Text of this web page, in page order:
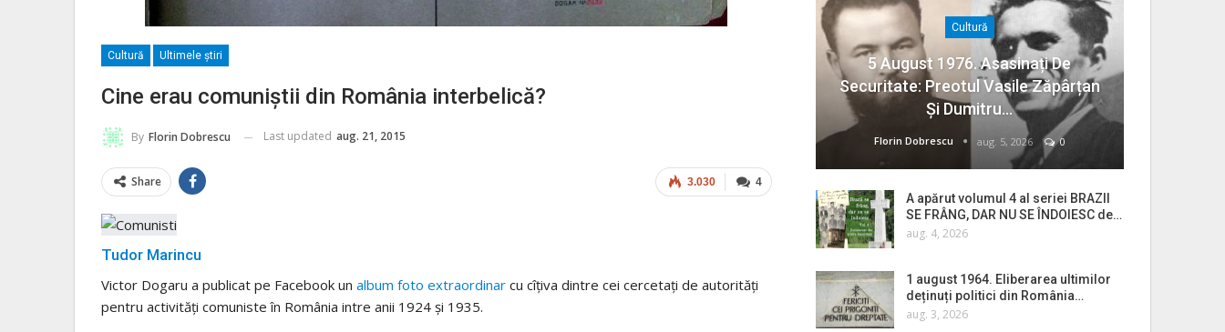
Cultură Ultimele ştiri
Cine erau comuniștii din România interbelică?
By Florin Dobrescu Last updated aug. 21, 2015
4
3.030
Share
Tudor Marincu
Victor Dogaru a publicat pe Facebook un album foto extraordinar cu cîțiva dintre cei cercetați de autorități
pentru activități comuniste în România intre anii 1924 și 1935.
Cultură
5 August 1976. Asasinați De
Securitate: Preotul Vasile Zăpârțan
Și Dumitru…
Florin Dobrescu aug. 5, 2026 0
A apărut volumul 4 al seriei BRAZII
SE FRÂNG, DAR NU SE ÎNDOIESC de…
aug. 4, 2026
1 august 1964. Eliberarea ultimilor
deținuți politici din România…
aug. 3, 2026